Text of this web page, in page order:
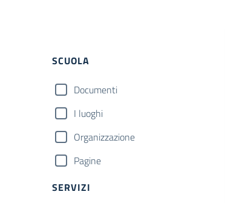
Filtri
SCUOLA
Documenti
I luoghi
Organizzazione
Pagine
SERVIZI